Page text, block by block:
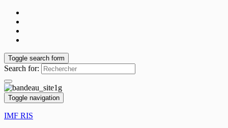
Toggle search form
Search for:
Toggle navigation
IMF RIS